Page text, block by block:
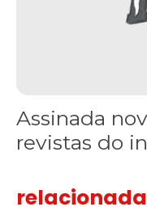
Assinada
revistas do